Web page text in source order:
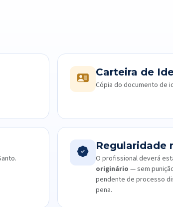
Carteira de
Cópia do documento de
Regularidade
O profissional deverá
originário — sem
pendente de processo
pena.